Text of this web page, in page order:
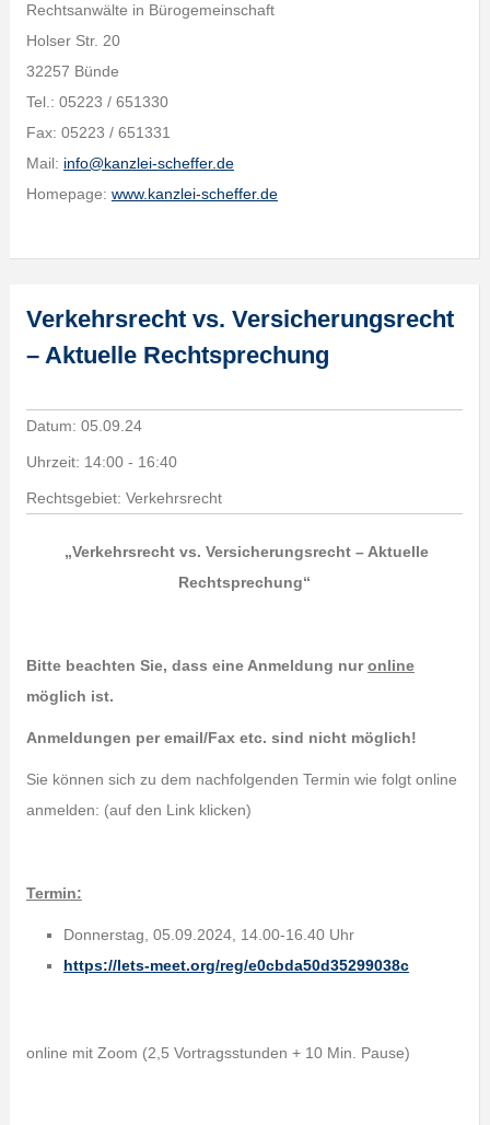
Rechtsanwälte in Bürogemeinschaft
Holser Str. 20
32257 Bünde
Tel.: 05223 / 651330
Fax: 05223 / 651331
Mail: info@kanzlei-scheffer.de
Homepage: www.kanzlei-scheffer.de
Verkehrsrecht vs. Versicherungsrecht
– Aktuelle Rechtsprechung
Datum: 05.09.24
Uhrzeit: 14:00 - 16:40
Rechtsgebiet: Verkehrsrecht
„Verkehrsrecht vs. Versicherungsrecht – Aktuelle
Rechtsprechung“
Bitte beachten Sie, dass eine Anmeldung nuronline
möglich ist.
Anmeldungen per email/Fax etc. sind nicht möglich!
Sie können sich zu dem nachfolgenden Termin wie folgt online
anmelden: (auf den Link klicken)
Termin:
Donnerstag, 05.09.2024, 14.00-16.40 Uhr
https://lets-meet.org/reg/e0cbda50d35299038c
online mit Zoom (2,5 Vortragsstunden + 10 Min. Pause)